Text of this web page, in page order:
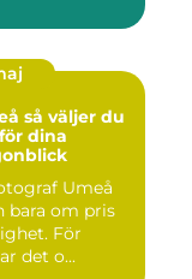
du
dina
Umeå
bara om pris
För
det o...